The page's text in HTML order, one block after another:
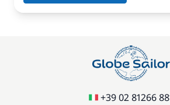
+39 02 81266